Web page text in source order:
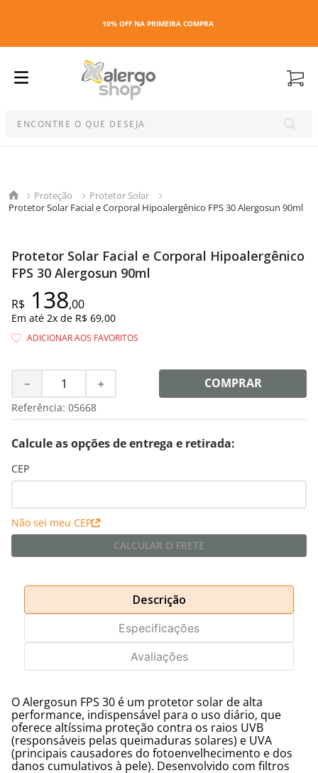
10% OFF NA PRIMEIRA COMPRA
Proteção
Protetor Solar
Protetor Solar Facial e Corporal Hipoalergênico FPS 30 Alergosun 90ml
Protetor Solar Facial e Corporal Hipoalergênico
FPS 30 Alergosun 90ml
R$ 138,00
Em até 2x de R$ 69,00
＋
－ COMPRAR
Referência: 05668
Calcule as opções de entrega e retirada:
CEP
Não sei meu CEP
CALCULAR O FRETE
Descrição
Especificações
Avaliações
O Alergosun FPS 30 é um protetor solar de alta
performance, indispensável para o uso diário, que
oferece altíssima proteção contra os raios UVB
(responsáveis pelas queimaduras solares) e UVA
(principais causadores do fotoenvelhecimento e dos
danos cumulativos à pele). Desenvolvido com filtros
2º esmalte
5º capa colchão
capa travesseiro
travesseiro
8º shampoo
10º noir